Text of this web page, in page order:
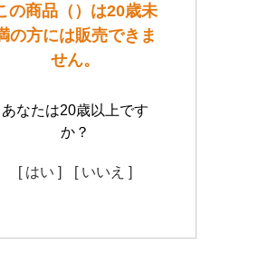
の商品（）は20歳未
の方には販売できま
せん。
あなたは20歳以上です
か？
[ はい ] [ いいえ ]